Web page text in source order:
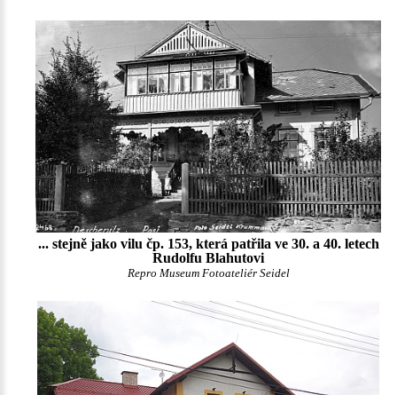
... stejně jako vilu čp. 153, která patřila ve 30. a 40. letech
Rudolfu Blahutovi
Repro Museum Fotoateliér Seidel